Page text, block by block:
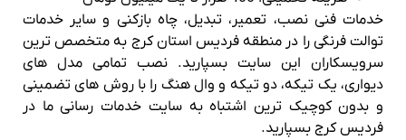
خدمات فنی نصب، تعمیر، تبدیل، چاه بازکنی و سایر خدمات
توالت فرنگی را در منطقه فردیس استان کرج به متخصص ترین
سرویسکاران این سایت بسپارید. نصب تمامی مدل های
دیواری، یک تیکه، دو تیکه و وال هنگ را با روش های تضمینی
و بدون کوچیک ترین اشتباه به سایت خدمات رسانی ما در
فردیس کرج بسپارید.